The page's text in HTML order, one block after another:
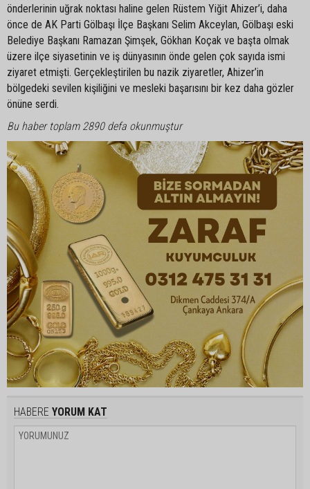
önderlerinin uğrak noktası haline gelen Rüstem Yiğit Ahizer’i, daha
önce de AK Parti Gölbaşı İlçe Başkanı Selim Akceylan, Gölbaşı eski
Belediye Başkanı Ramazan Şimşek, Gökhan Koçak ve başta olmak
üzere ilçe siyasetinin ve iş dünyasının önde gelen çok sayıda ismi
ziyaret etmişti. Gerçekleştirilen bu nazik ziyaretler, Ahizer’in
bölgedeki sevilen kişiliğini ve mesleki başarısını bir kez daha gözler
önüne serdi.
Bu haber toplam 2890 defa okunmuştur
HABERE YORUM KAT